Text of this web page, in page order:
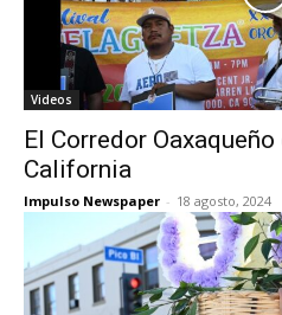
Videos
El Corredor
California
Impulso Newspaper - 18 agosto, 2024